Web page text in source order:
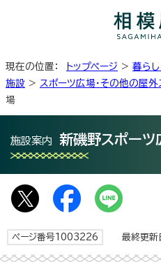
現在の位置： トップページ > 暮らし
施設 > スポーツ広場・その他の屋
場
施設案内 新磯野スポーツ
ページ番号1003226 最終更新